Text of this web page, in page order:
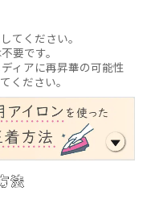
てください。
要です。
ィアに再昇華の可能性
ください。